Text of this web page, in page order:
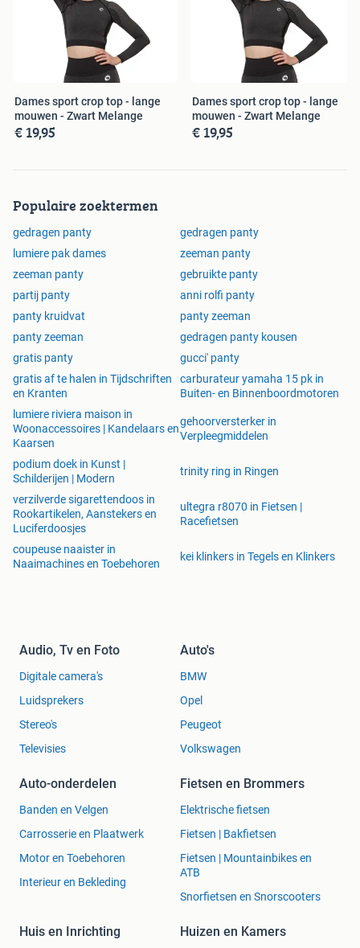
Sokken en ondergoed bestel je makkelijk en snel bij
Sokkenenzo.nl. Keuze uit diverse maten en kleuren sokken
of ondergoed. Ons assortiment is speciaal voor je
geselecteerd op de laatste modetrends, hoge kwaliteit en
lage prijzen. Sokken, boxershorts of onderhemden, bij ons
vind je ze allemaal.Veilig en gemakkelijk online betalen via
verzendkosten vanaf € 25,-.
Dames sport crop top - lange
mouwen - Zwart Melange
€ 19,95
Dames sport crop top - lange
mouwen - Zwart Melange
€ 19,95
Populaire zoektermen
gedragen panty
gedragen panty
lumiere pak dames
zeeman panty
zeeman panty
gebruikte panty
partij panty
anni rolfi panty
panty kruidvat
panty zeeman
panty zeeman
gedragen panty kousen
gratis panty
gucci' panty
gratis af te halen in Tijdschriften
en Kranten
carburateur yamaha 15 pk in
Buiten- en Binnenboordmotoren
lumiere riviera maison in
Woonaccessoires | Kandelaars en
Kaarsen
gehoorversterker in
Verpleegmiddelen
podium doek in Kunst |
Schilderijen | Modern
trinity ring in Ringen
verzilverde sigarettendoos in
Rookartikelen, Aanstekers en
Luciferdoosjes
ultegra r8070 in Fietsen |
Racefietsen
coupeuse naaister in
Naaimachines en Toebehoren
kei klinkers in Tegels en Klinkers
Audio, Tv en Foto
Digitale camera's
Luidsprekers
Stereo's
Televisies
Auto's
BMW
Opel
Peugeot
Volkswagen
Auto-onderdelen
Banden en Velgen
Carrosserie en Plaatwerk
Motor en Toebehoren
Interieur en Bekleding
Fietsen en Brommers
Elektrische fietsen
Fietsen | Bakfietsen
Fietsen | Mountainbikes en
ATB
Snorfietsen en Snorscooters
Huis en Inrichting Huizen en Kamers